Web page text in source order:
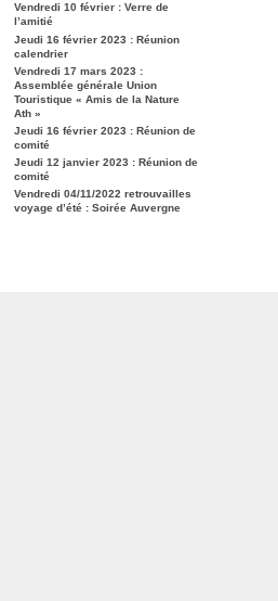
Vendredi 10 février : Verre de
l’amitié
Jeudi 16 février 2023 : Réunion
calendrier
Vendredi 17 mars 2023 :
Assemblée générale Union
Touristique « Amis de la Nature
Ath »
Jeudi 16 février 2023 : Réunion de
comité
Jeudi 12 janvier 2023 : Réunion de
comité
Vendredi 04/11/2022 retrouvailles
voyage d’été : Soirée Auvergne